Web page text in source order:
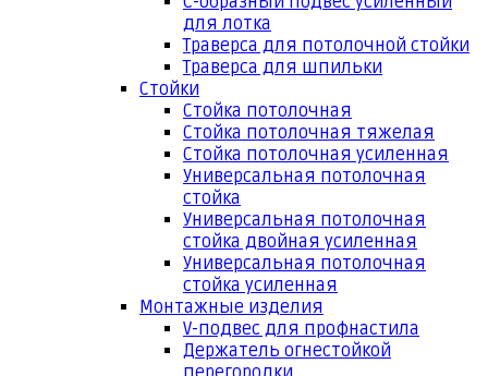
для лотка
Траверса для потолочной стойки
Траверса для шпильки
Стойки
Стойка потолочная
Стойка потолочная тяжелая
Стойка потолочная усиленная
Универсальная потолочная
стойка
Универсальная потолочная
стойка двойная усиленная
Универсальная потолочная
стойка усиленная
Монтажные изделия
V-подвес для профнастила
Держатель огнестойкой